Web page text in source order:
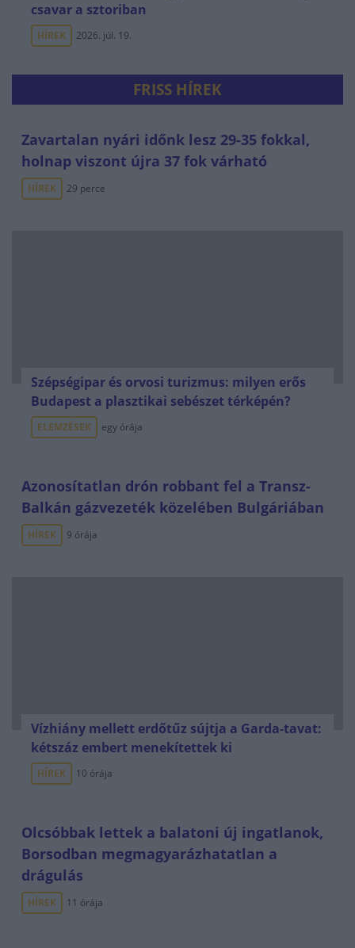
csavar a sztoriban
HÍREK 2026. júl. 19.
FRISS HÍREK
Zavartalan nyári időnk lesz 29-35 fokkal,
holnap viszont újra 37 fok várható
HÍREK 29 perce
Szépségipar és orvosi turizmus: milyen erős
Budapest a plasztikai sebészet térképén?
ELEMZÉSEK egy órája
Azonosítatlan drón robbant fel a Transz-
Balkán gázvezeték közelében Bulgáriában
HÍREK 9 órája
Vízhiány mellett erdőtűz sújtja a Garda-tavat:
kétszáz embert menekítettek ki
HÍREK 10 órája
Olcsóbbak lettek a balatoni új ingatlanok,
Borsodban megmagyarázhatatlan a
drágulás
HÍREK 11 órája